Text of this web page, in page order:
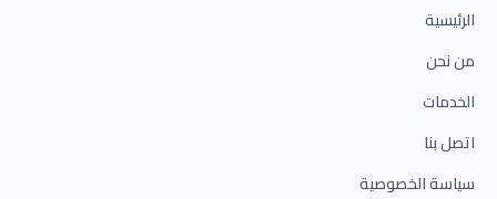
الرئيسية
من نحن
الخدمات
اتصل بنا
سياسة الخصوصية